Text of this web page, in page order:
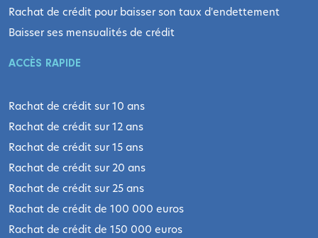
Rachat de crédit pour baisser son taux d'endettement
Baisser ses mensualités de crédit
ACCÈS RAPIDE
Rachat de crédit sur 10 ans
Rachat de crédit sur 12 ans
Rachat de crédit sur 15 ans
Rachat de crédit sur 20 ans
Rachat de crédit sur 25 ans
Rachat de crédit de 100 000 euros
Rachat de crédit de 150 000 euros